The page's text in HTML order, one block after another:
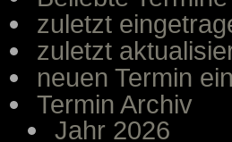
zuletzt
zuletzt
neuen Termin
Termin Archiv
Jahr 2026